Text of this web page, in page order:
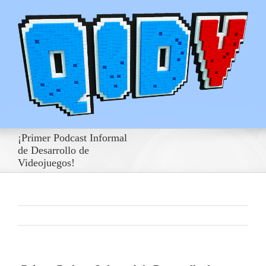
¡Primer Podcast Informal
de Desarrollo de
Videojuegos!